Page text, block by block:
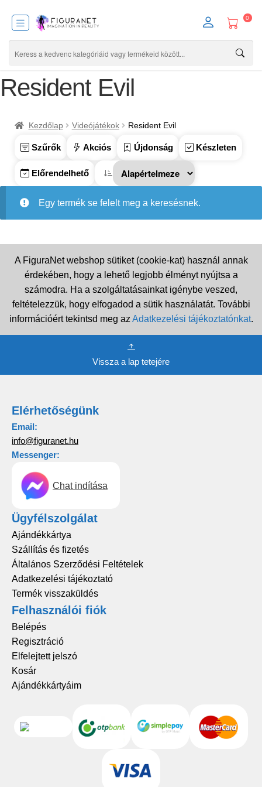
0
Resident Evil
Kezdőlap Videójátékok Resident Evil
Szűrők Akciós Újdonság Készleten
Előrendelhető
Egy termék se felelt meg a keresésnek.
A FiguraNet webshop sütiket (cookie-kat) használ annak
érdekében, hogy a lehető legjobb élményt nyújtsa a
számodra. Ha a szolgáltatásainkat igénybe veszed,
feltételezzük, hogy elfogadod a sütik használatát. További
információért tekintsd meg az Adatkezelési tájékoztatónkat.
Vissza a lap tetejére
Elérhetőségünk
Email:
info@figuranet.hu
Messenger:
Chat indítása
Ügyfélszolgálat
Ajándékkártya
Szállítás és fizetés
Általános Szerződési Feltételek
Adatkezelési tájékoztató
Termék visszaküldés
Felhasználói fiók
Belépés
Regisztráció
Elfelejtett jelszó
Kosár
Ajándékkártyáim